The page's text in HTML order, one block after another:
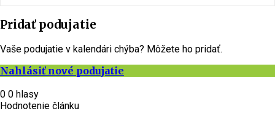
Pridať podujatie
Vaše podujatie v kalendári chýba? Môžete ho pridať.
Nahlásiť nové podujatie
0 0 hlasy
Hodnotenie článku